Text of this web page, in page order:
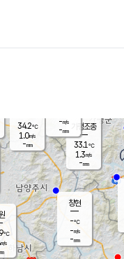
가평조종
33.1℃
1.3m/s
-mm
34.2℃
1.0m/s
-mm
창현
-℃
-m/s
-mm
-m/s
-mm
℃
m/s